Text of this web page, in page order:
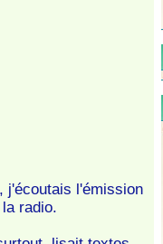
j'écoutais l'émission
radio.